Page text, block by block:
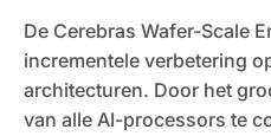
De Cerebras Wafer-Scale
incrementele verbetering
architecturen. Door het
van alle AI-processors te